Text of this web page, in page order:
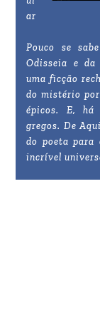
ar
Pouco se
Odisseia e
uma ficção
do mistério
épicos. E, há
gregos. De
do poeta para
incrível